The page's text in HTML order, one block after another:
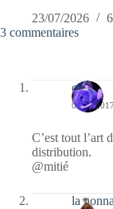
23/07/2026
3 commentaires
covix
02/03/
C’est tout l’art
distribution.
@mitié
la nonna